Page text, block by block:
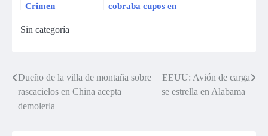
Crimen
elimina beneficios
cobraba cupos en
Sin categoría
Navegación
de
Dueño de la villa de montaña sobre
rascacielos en China acepta
demolerla
EEUU: Avión de carga
se estrella en Alabama